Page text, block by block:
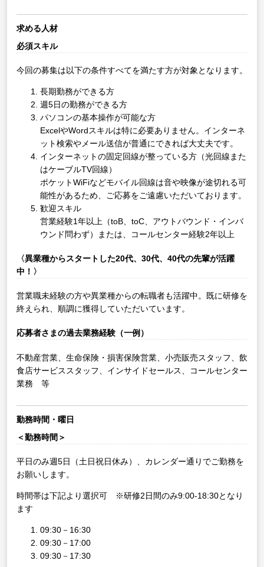
求める人材
必須スキル
今回の募集は以下の条件すべてを満たす方が対象となります。
長期勤務ができる方
週5日の勤務ができる方
パソコンの基本操作が可能な方
ExcelやWordスキルは特に必要ありません。インターネ
ット検索やメール送信が普通にできれば大丈夫です。
インターネットの固定回線が整っている方（光回線また
はケーブルTV回線）
ポケットWiFiなどモバイル回線は音や映像が途切れる可
能性があるため、ご応募をご遠慮いただいております。
歓迎スキル
営業経験1年以上（toB、toC、アウトバウンド・インバ
ウンド問わず）または、コールセンター経験2年以上
〈異業種からスタートした20代、30代、40代の先輩が活躍
中！〉
営業職未経験の方や異業種からの転職者も活躍中。既に研修を
終えられ、順調に獲得していただいています。
応募者さまの過去業務経験（一例）
不動産営業、生命保険・損害保険営業、小売販売スタッフ、飲
食店サービススタッフ、インサイドセールス、コールセンター
業務 等
勤務時間・曜日
＜勤務時間＞
平日のみ週5日（土日祝日休み）、カレンダー通りでご勤務を
お願いします。
時間帯は下記より選択可 ※研修2日間のみ9:00-18:30となり
ます
09:30－16:30
09:30－17:00
09:30－17:30